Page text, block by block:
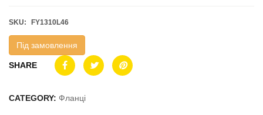
SKU: FY1310L46
Під замовлення
SHARE
CATEGORY: Фланці